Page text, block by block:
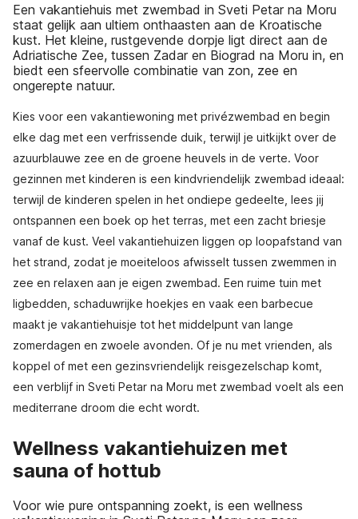
Een vakantiehuis met zwembad in Sveti Petar na Moru
staat gelijk aan ultiem onthaasten aan de Kroatische
kust. Het kleine, rustgevende dorpje ligt direct aan de
Adriatische Zee, tussen Zadar en Biograd na Moru in, en
biedt een sfeervolle combinatie van zon, zee en
ongerepte natuur.
Kies voor een vakantiewoning met privézwembad en begin
elke dag met een verfrissende duik, terwijl je uitkijkt over de
azuurblauwe zee en de groene heuvels in de verte. Voor
gezinnen met kinderen is een kindvriendelijk zwembad ideaal:
terwijl de kinderen spelen in het ondiepe gedeelte, lees jij
ontspannen een boek op het terras, met een zacht briesje
vanaf de kust. Veel vakantiehuizen liggen op loopafstand van
het strand, zodat je moeiteloos afwisselt tussen zwemmen in
zee en relaxen aan je eigen zwembad. Een ruime tuin met
ligbedden, schaduwrijke hoekjes en vaak een barbecue
maakt je vakantiehuisje tot het middelpunt van lange
zomerdagen en zwoele avonden. Of je nu met vrienden, als
koppel of met een gezinsvriendelijk reisgezelschap komt,
een verblijf in Sveti Petar na Moru met zwembad voelt als een
mediterrane droom die echt wordt.
Wellness vakantiehuizen met
sauna of hottub
Voor wie pure ontspanning zoekt, is een wellness